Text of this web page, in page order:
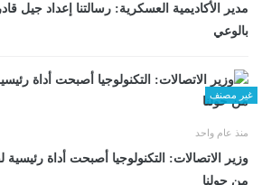
مدير الأكاديمية العسكرية: رسالتنا إعداد جيل
بالوعي
غير مصنف
منذ عام واحد
وزير الاتصالات: التكنولوجيا أصبحت أداة رئيسية
من حولنا